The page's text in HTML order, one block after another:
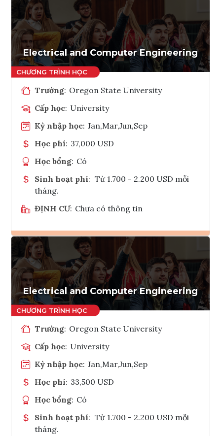
Electrical and Computer Engineering
Trường: Oregon State University
Cấp học: University
Kỳ nhập học: Jan,Mar,Jun,Sep
Học phí: 37,000 USD
Học bổng: Có
Sinh hoạt phí: Từ 1.700 - 2.200 USD mỗi
tháng.
ĐỊNH CƯ: Chưa có thông tin
Ghi danh
Tham vấn Interlink
Electrical and Computer Engineering
Trường: Oregon State University
Cấp học: University
Kỳ nhập học: Jan,Mar,Jun,Sep
Học phí: 33,500 USD
Học bổng: Có
Sinh hoạt phí: Từ 1.700 - 2.200 USD mỗi
tháng.